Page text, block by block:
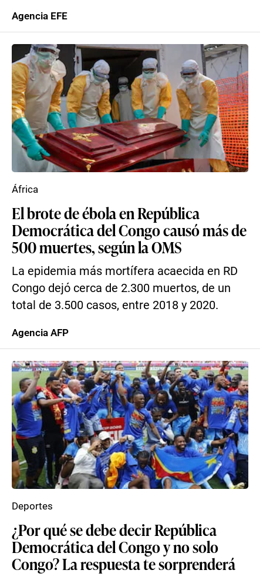
Agencia EFE
El brote de ébola en República
Democrática del Congo causó más de
500 muertes, según la OMS
La epidemia más mortífera acaecida en RD
Congo dejó cerca de 2.300 muertos, de un
total de 3.500 casos, entre 2018 y 2020.
África
Agencia AFP
¿Por qué se debe decir República
Democrática del Congo y no solo
Congo? La respuesta te sorprenderá
Deportes